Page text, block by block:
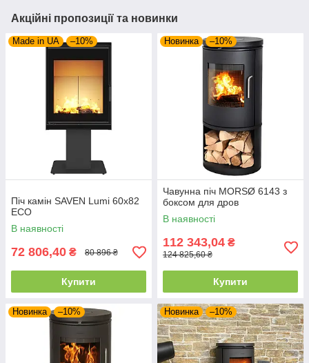
Акційні пропозиції та новинки
Made in UA –10%
Піч камін SAVEN Lumi 60х82
ECO
В наявності
72 806,40 ₴ 80 896 ₴
Купити
Новинка –10%
Чавунна піч MORSØ 6143 з
боксом для дров
В наявності
112 343,04 ₴
124 825,60 ₴
Купити
Новинка –10% Новинка –10%